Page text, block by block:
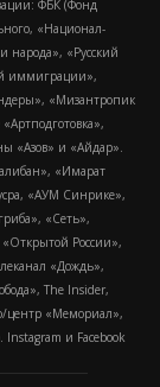
ФБК (Фонд
«Национал-
народа», «Русский
иммиграции»,
«Мизантропик
«Азов» и «Айдар».
«Имарат
«АУМ Синрике»,
«Сеть»,
России»,
«Дождь»,
The Insider,
центр «Мемориал»,
и Facebook